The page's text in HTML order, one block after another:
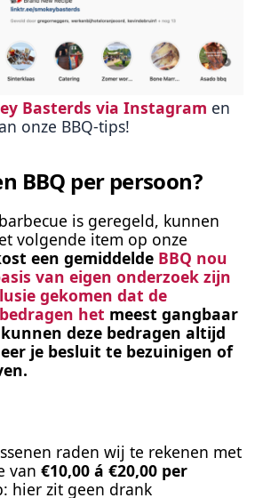
Basterds via Instagram en
onze BBQ-tips!
BBQ per persoon?
is geregeld, kunnen
volgende item op onze
een gemiddelde BBQ nou
van eigen onderzoek zijn
gekomen dat de
het meest gangbaar
deze bedragen altijd
je besluit te bezuinigen of
raden wij te rekenen met
van €10,00 á €20,00 per
hier zit geen drank